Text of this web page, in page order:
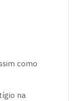
como
na